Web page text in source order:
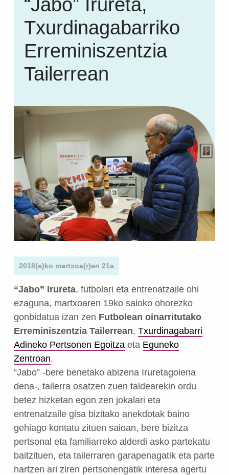
“Jabo” Irureta,
Txurdinagabarriko
Erreminiszentzia
Tailerrean
2018(e)ko martxoa(r)en 21a
“Jabo” Irureta, futbolari eta entrenatzaile ohi
ezaguna, martxoaren 19ko saioko ohorezko
gonbidatua izan zen Futbolean oinarritutako
Erreminiszentzia Tailerrean, Txurdinagabarri
Adineko Pertsonen Egoitzaeta Eguneko
Zentroan.
“Jabo” -bere benetako abizena Iruretagoiena
dena-, tailerra osatzen zuen taldearekin ordu
betez hizketan egon zen jokalari eta
entrenatzaile gisa bizitako anekdotak baino
gehiago kontatu zituen saioan, bere bizitza
pertsonal eta familiarreko alderdi asko partekatu
baitzituen, eta tailerraren garapenagatik eta parte
hartzen ari ziren pertsonengatik interesa agertu